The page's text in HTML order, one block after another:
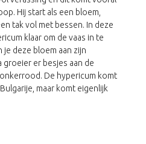
Hij start als een bloem,
tak vol met bessen. In deze
klaar om de vaas in te
je deze bloem aan zijn
er besjes aan de
De hypericum komt
maar komt eigenlijk